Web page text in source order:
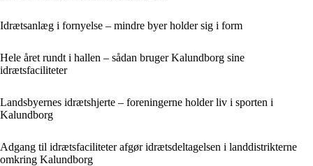
Idrætsanlæg i fornyelse – mindre byer holder sig i form
Hele året rundt i hallen – sådan bruger Kalundborg sine
idrætsfaciliteter
Landsbyernes idrætshjerte – foreningerne holder liv i sporten i
Kalundborg
Adgang til idrætsfaciliteter afgør idrætsdeltagelsen i landdistrikterne
omkring Kalundborg